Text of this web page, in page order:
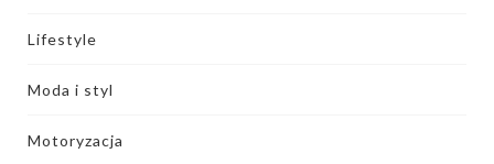
Lifestyle
Moda i styl
Motoryzacja